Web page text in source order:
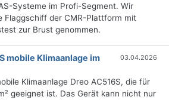
Systeme im Profi-Segment. Wir
Flaggschiff der CMR-Plattform mit
zur Brust genommen.
mobile Klimaanlage im
03.04.2026
Klimaanlage Dreo AC516S, die für
geeignet ist. Das Gerät kann nicht nur